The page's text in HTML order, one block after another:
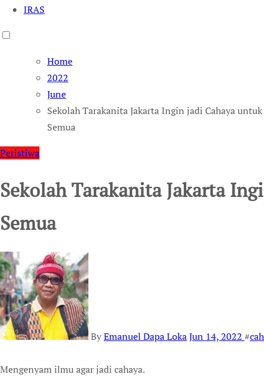
IRAS
Home
2022
June
Sekolah Tarakanita Jakarta Ingin jadi Cahaya untuk
Semua
Peristiwa
Sekolah Tarakanita Jakarta
Semua
ByEmanuel Dapa LokaJun 14, 2022 #
Mengenyam ilmu agar jadi cahaya.